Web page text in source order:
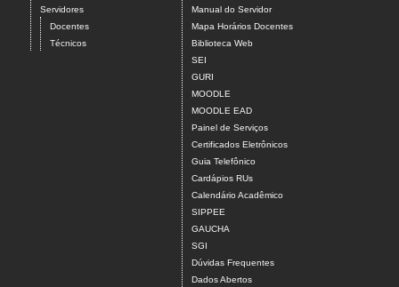
Servidores
Docentes
Técnicos
Manual do Servidor
Mapa Horários Docentes
Biblioteca Web
SEI
GURI
MOODLE
MOODLE EAD
Painel de Serviços
Certificados Eletrônicos
Guia Telefônico
Cardápios RUs
Calendário Acadêmico
SIPPEE
GAUCHA
SGI
Dúvidas Frequentes
Dados Abertos